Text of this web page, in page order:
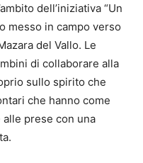
dell’iniziativa “Un
messo in campo verso
del Vallo. Le
di collaborare alla
sullo spirito che
che hanno come
prese con una